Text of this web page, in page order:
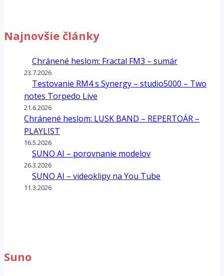
Najnovšie články
Chránené heslom: Fractal FM3 – sumár
23.7.2026
Testovanie RM4 s Synergy – studio5000 – Two
notes Torpedo Live
21.6.2026
Chránené heslom: LUSK BAND – REPERTOÁR –
PLAYLIST
16.5.2026
SUNO AI – porovnanie modelov
26.3.2026
SUNO AI – videoklipy na You Tube
11.3.2026
Suno